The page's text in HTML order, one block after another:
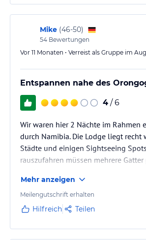
Mike (46-50)
54 Bewertungen
Vor 11 Monaten • Verreist als Gruppe im
Entspannen nahe des
4 / 6
Wir waren hier 2 Nächte im Rahmen
durch Namibia. Die Lodge liegt recht
Städte und einigen Sightseeing
rauszufahren müssen mehrere Gatter
Landschaftlich liegt sie sehr schön.
den Sternenhimmel sehen. Zimmer
Essen war sehr gut und wurde jeden
konnte eine Wanderung zum nahen
Mehr anzeigen
Meilengutschrift erhalten
Hilfreich Teilen